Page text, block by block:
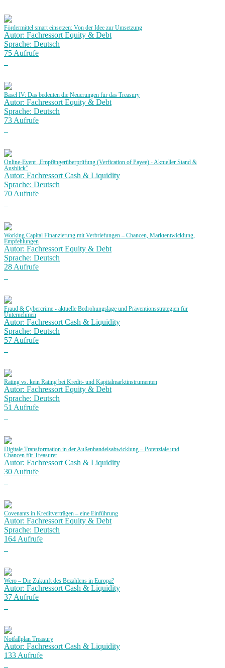
Fördermittel smart einsetzen: Von der Idee zur Umsetzung
Autor: Fachressort Equity & Debt
Sprache: Deutsch
75 Aufrufe
Basel IV: Das bedeuten die Neuerungen für das Treasury
Autor: Fachressort Equity & Debt
Sprache: Deutsch
73 Aufrufe
Online-Event „Empfängerüberprüfung (Verfication of Payee) - Aktueller Stand &
Ausblick”
Autor: Fachressort Cash & Liquidity
Sprache: Deutsch
70 Aufrufe
Working Capital Finanzierung mit Verbriefungen – Chancen, Marktentwicklung,
Empfehlungen
Autor: Fachressort Equity & Debt
Sprache: Deutsch
28 Aufrufe
Fraud & Cybercrime - aktuelle Bedrohungslage und Präventionsstrategien für
Unternehmen
Autor: Fachressort Cash & Liquidity
Sprache: Deutsch
57 Aufrufe
Rating vs. kein Rating bei Kredit- und Kapitalmarktinstrumenten
Autor: Fachressort Equity & Debt
Sprache: Deutsch
51 Aufrufe
Digitale Transformation in der Außenhandelsabwicklung – Potenziale und
Chancen für Treasurer
Autor: Fachressort Cash & Liquidity
30 Aufrufe
Covenants in Kreditverträgen – eine Einführung
Autor: Fachressort Equity & Debt
Sprache: Deutsch
164 Aufrufe
Wero – Die Zukunft des Bezahlens in Europa?
Autor: Fachressort Cash & Liquidity
37 Aufrufe
Notfallplan Treasury
Autor: Fachressort Cash & Liquidity
133 Aufrufe